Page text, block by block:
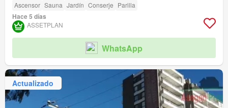
Ascensor Sauna Jardín Conserje Parilla
Hace 5 días
ASSETPLAN
WhatsApp
Actualizado